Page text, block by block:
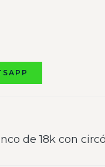
de 18k con